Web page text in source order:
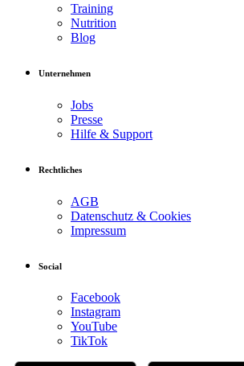
Training
Nutrition
Blog
Unternehmen
Jobs
Presse
Hilfe & Support
Rechtliches
AGB
Datenschutz & Cookies
Impressum
Social
Facebook
Instagram
YouTube
TikTok